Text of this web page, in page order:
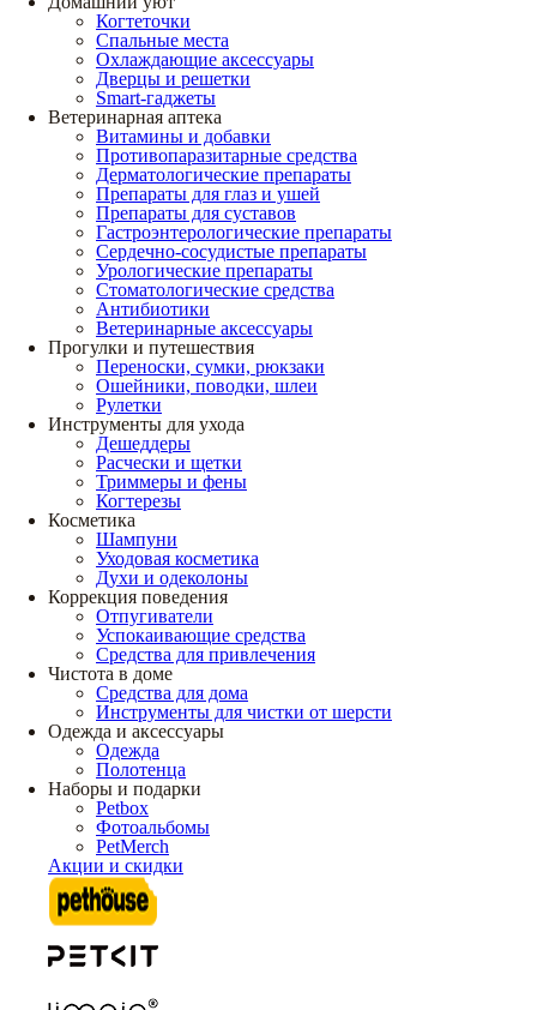
Когтеточки
Спальные места
Охлаждающие аксессуары
Дверцы и решетки
Smart-гаджеты
Ветеринарная аптека
Витамины и добавки
Противопаразитарные средства
Дерматологические препараты
Препараты для глаз и ушей
Препараты для суставов
Гастроэнтерологические препараты
Сердечно-сосудистые препараты
Урологические препараты
Стоматологические средства
Антибиотики
Ветеринарные аксессуары
Прогулки и путешествия
Переноски, сумки, рюкзаки
Ошейники, поводки, шлеи
Рулетки
Инструменты для ухода
Дешеддеры
Расчески и щетки
Триммеры и фены
Когтерезы
Косметика
Шампуни
Уходовая косметика
Духи и одеколоны
Коррекция поведения
Отпугиватели
Успокаивающие средства
Средства для привлечения
Чистота в доме
Средства для дома
Инструменты для чистки от шерсти
Одежда и аксессуары
Одежда
Полотенца
Наборы и подарки
Petbox
Фотоальбомы
PetMerch
Акции и скидки